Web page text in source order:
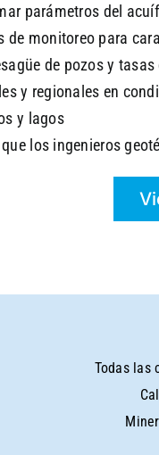
parámetros del
de monitoreo para
de pozos y
y regionales en
y lagos
los ingenieros
Todas las